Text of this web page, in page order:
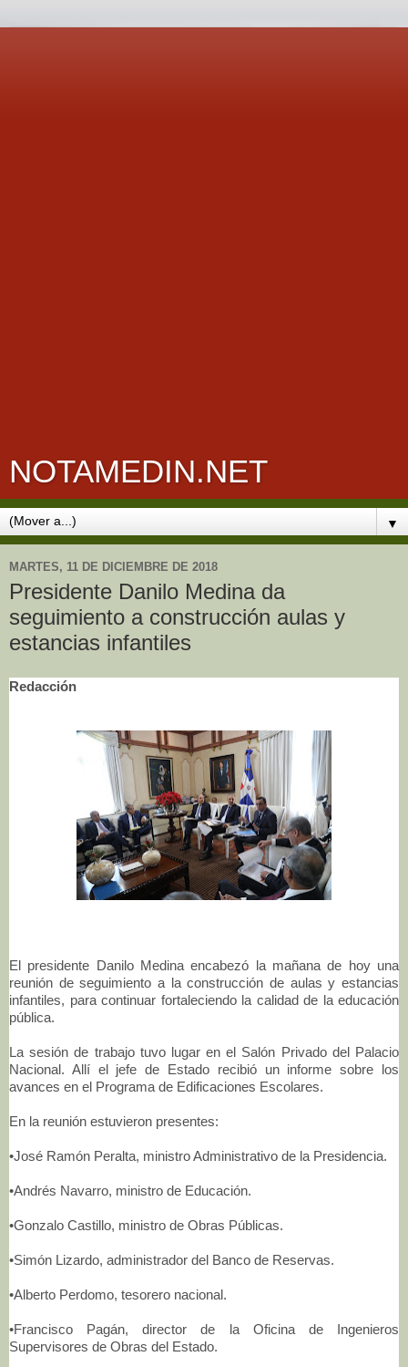
NOTAMEDIN.NET
▼
MARTES, 11 DE DICIEMBRE DE 2018
Presidente Danilo Medina da
seguimiento a construcción aulas y
estancias infantiles
Redacción
El presidente Danilo Medina encabezó la mañana de hoy una
reunión de seguimiento a la construcción de aulas y estancias
infantiles, para continuar fortaleciendo la calidad de la educación
pública.
La sesión de trabajo tuvo lugar en el Salón Privado del Palacio
Nacional. Allí el jefe de Estado recibió un informe sobre los
avances en el Programa de Edificaciones Escolares.
En la reunión estuvieron presentes:
•José Ramón Peralta, ministro Administrativo de la Presidencia.
•Andrés Navarro, ministro de Educación.
•Gonzalo Castillo, ministro de Obras Públicas.
•Simón Lizardo, administrador del Banco de Reservas.
•Alberto Perdomo, tesorero nacional.
•Francisco Pagán, director de la Oficina de Ingenieros
Supervisores de Obras del Estado.